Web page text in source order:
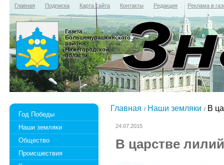
Главная Подписка Карта сайта Контакты Редакция Реклама в
Газета
Большемурашкинского
района
Нижегородской
области
Год Победы
Наши земляки
Общество
Происшествия
Главная Наши земляки В
24.07.2015
В царстве лилий